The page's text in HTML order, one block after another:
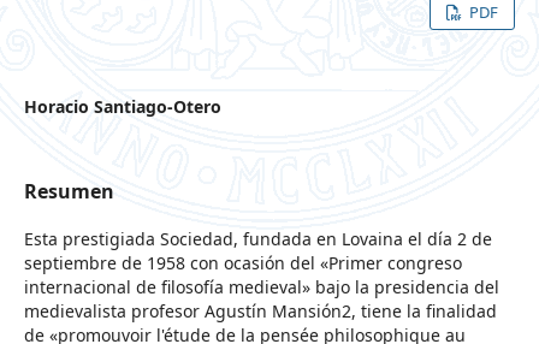
PDF
Horacio Santiago-Otero
Resumen
Esta prestigiada Sociedad, fundada en Lovaina el día 2 de
septiembre de 1958 con ocasión del «Primer congreso
internacional de filosofía medieval» bajo la presidencia del
medievalista profesor Agustín Mansión2, tiene la finalidad
de «promouvoir l'étude de la pensée philosophique au